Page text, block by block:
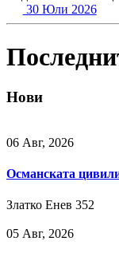
30 Юли 2026
Нови
06 Авг, 2026
Османската
Златко Енев 352
05 Авг, 2026